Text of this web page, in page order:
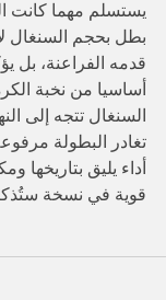
يستسلم مهما كانت
بطل بحجم السنغال
قدمه الفراعنة، بل
أساسيا من نخبة
السنغال تتجه إلى
تغادر البطولة
أداء يليق بتاريخها
قوية في نسخة